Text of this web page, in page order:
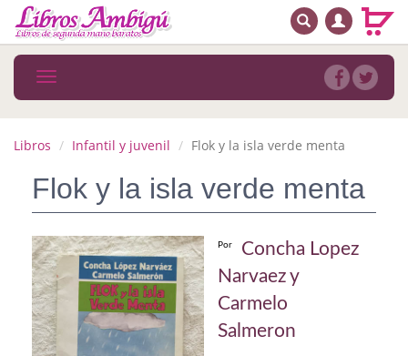
MENÚ PRINCIPAL
Novedades
MATERIAS
Astrología. Ocultismo
Autoayuda. Conocimiento personal
Autoayuda. Crecimiento personal
BUSCAR
Toggle
navigation
Libros Infantil y juvenil Flok y la isla verde menta
Flok y la isla verde menta
Por
Concha Lopez
Narvaez y
Carmelo
Salmeron